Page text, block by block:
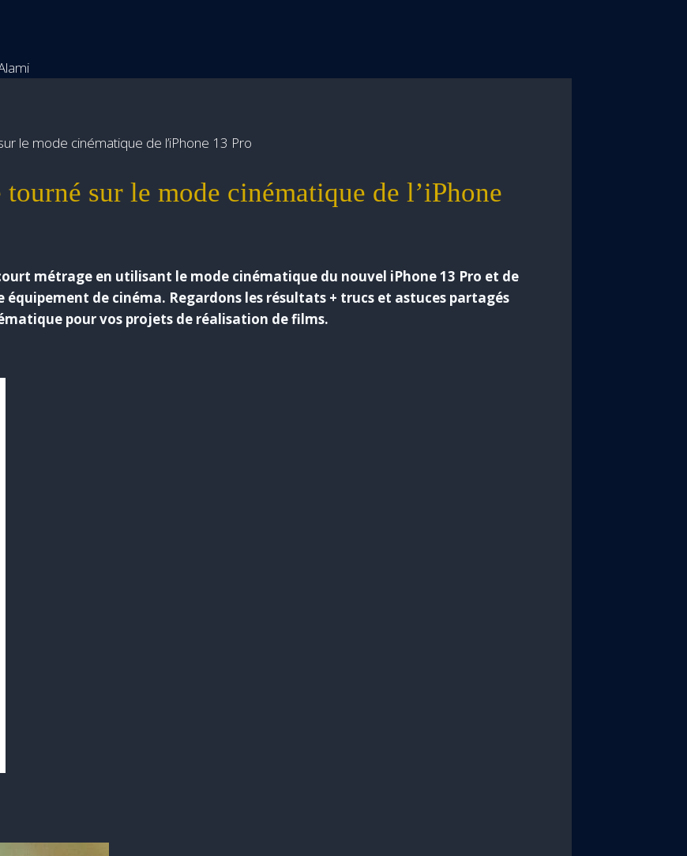
le mode cinématique de l’iPhone 13 Pro
sur le mode cinématique de l’iPhone
métrage en utilisant le mode cinématique du nouvel iPhone 13 Pro et de
de cinéma. Regardons les résultats + trucs et astuces partagés
pour vos projets de réalisation de films.